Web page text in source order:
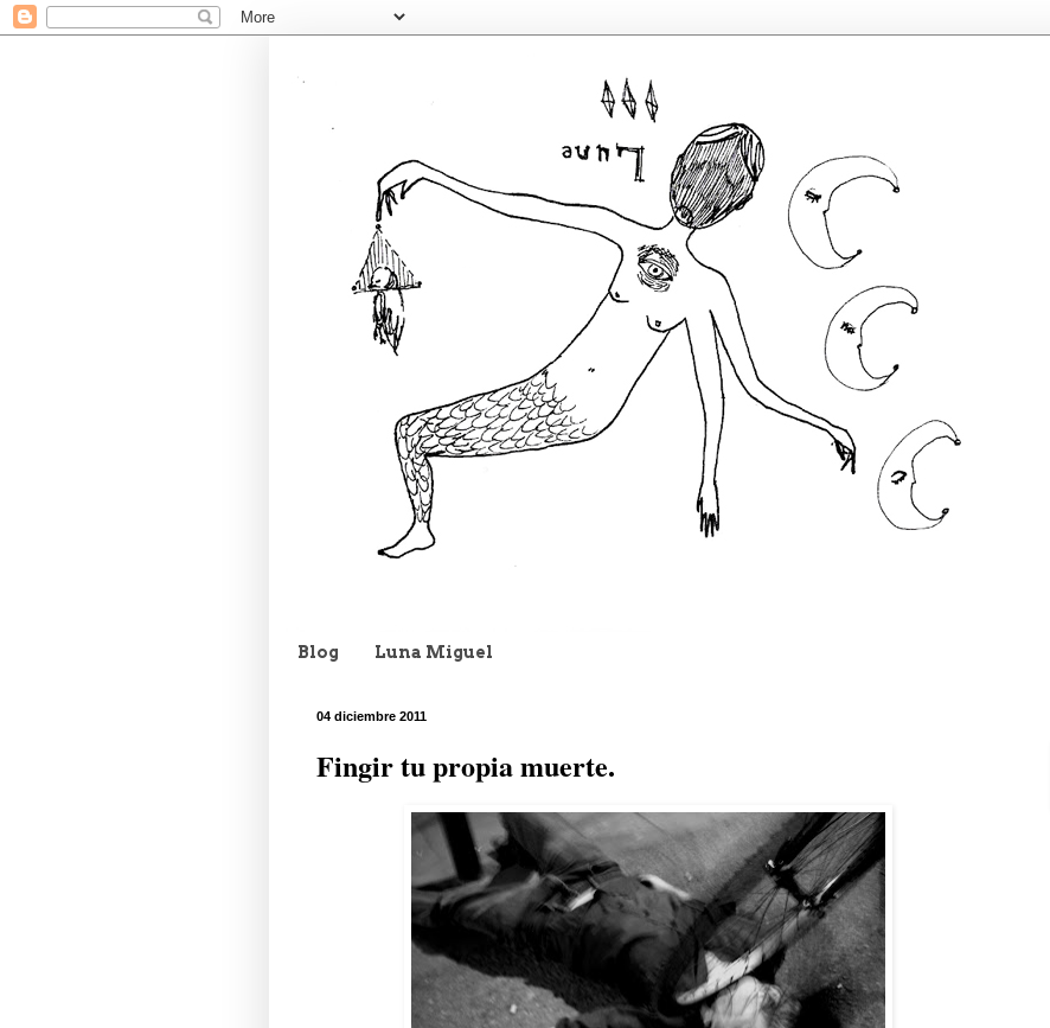
Blog Luna Miguel
04 diciembre 2011
Fingir tu propia muerte.